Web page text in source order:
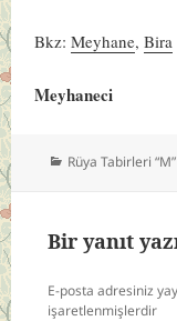
Bkz:Meyhane,Bira
Meyhaneci
Kategoriler
Rüya Tabirleri
Bir yanıt
E-posta adresiniz
işaretlenmişlerdir